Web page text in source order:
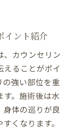
注意点
べきポイン
ドスパの選
イント紹介
、カウンセリン
ることがポイ
の強い部位を重
す。施術後は水
体の巡りが良
くなります。